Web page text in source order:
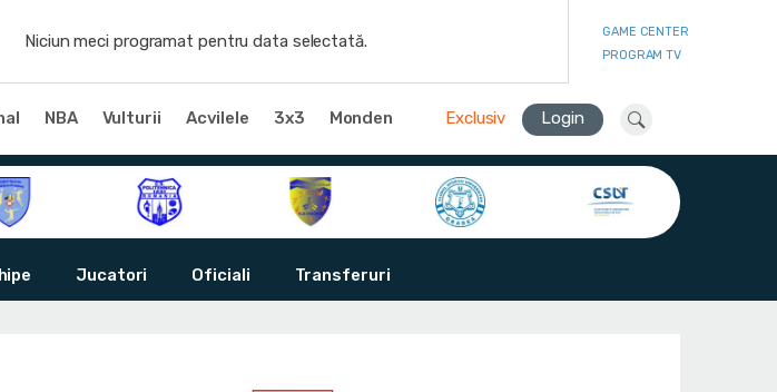
Niciun meci programat pentru data selectată.
GAME CENTER
PROGRAM TV
NBA Vulturii Acvilele 3x3 Monden Exclusiv Login
Jucatori Oficiali Transferuri